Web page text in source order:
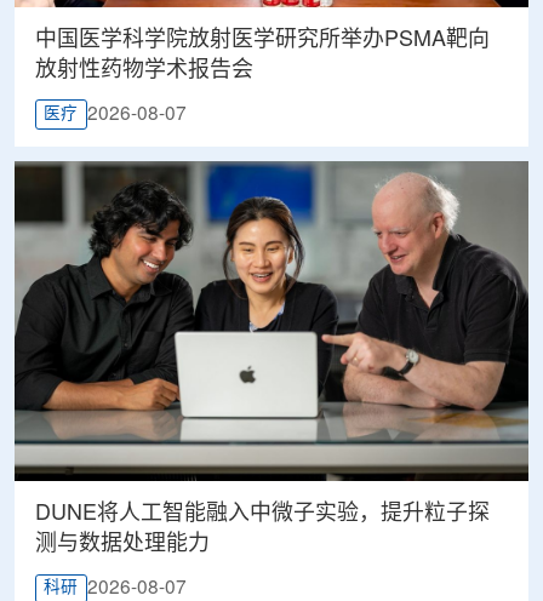
中国医学科学院放射医学研究所举办PSMA靶向
放射性药物学术报告会
医疗 2026-08-07
DUNE将人工智能融入中微子实验，提升粒子探
测与数据处理能力
科研 2026-08-07